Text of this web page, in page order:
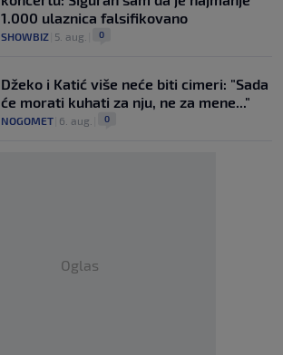
1.000 ulaznica falsifikovano
SHOWBIZ 5. aug. 0
Džeko i Katić više neće biti cimeri: "Sada
će morati kuhati za nju, ne za mene..."
NOGOMET 6. aug. 0
Oglas